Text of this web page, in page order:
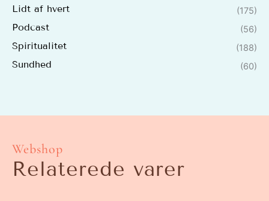
Lidt af hvert (175)
Podcast (56)
Spiritualitet (188)
Sundhed (60)
Webshop
Relaterede varer